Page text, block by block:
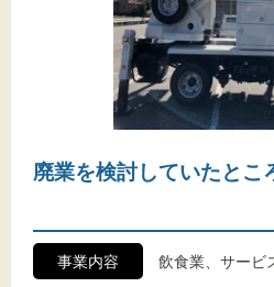
廃業を検討していたとこ
事業内容 飲食業、サービ